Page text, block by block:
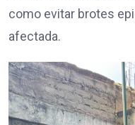
como evitar brotes
afectada.